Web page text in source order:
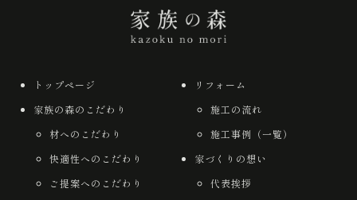
トップページ
家族の森のこだわり
材へのこだわり
快適性へのこだわり
ご提案へのこだわり
リフォーム
施工の流れ
施工事例（一覧）
家づくりの想い
代表挨拶